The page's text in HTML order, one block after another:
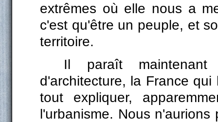
extrêmes où elle nous a
c'est qu'être un peuple, et
territoire.
Il paraît
d'architecture, la France
tout expliquer,
l'urbanisme. Nous